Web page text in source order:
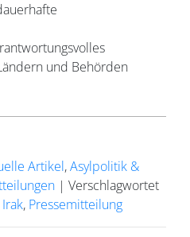
und Behörden
Artikel,Asylpolitik &
| Verschlagwortet
Irak, Pressemitteilung